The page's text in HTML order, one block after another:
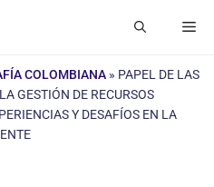
COLOMBIANA » PAPEL DE LAS
GESTIÓN DE RECURSOS
Y DESAFÍOS EN LA